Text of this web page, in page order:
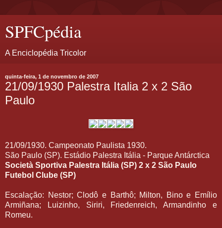
SPFCpédia
A Enciclopédia Tricolor
quinta-feira, 1 de novembro de 2007
21/09/1930 Palestra Italia 2 x 2 São
Paulo
21/09/1930. Campeonato Paulista 1930.
São Paulo (SP). Estádio Palestra Itália - Parque Antárctica
Società Sportiva Palestra Itália (SP) 2 x 2 São Paulo
Futebol Clube (SP)
Escalação: Nestor; Clodô e Barthô; Milton, Bino e Emílio
Armiñana; Luizinho, Siriri, Friedenreich, Armandinho e
Romeu.